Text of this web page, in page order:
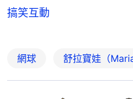
搞笑互動
網球 舒拉寶娃（